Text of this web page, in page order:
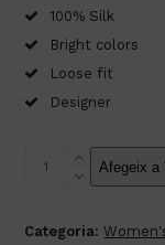
100% Silk
Bright colors
Loose fit
Designer
quantitat
Silk
Afegeix a
Categoria: